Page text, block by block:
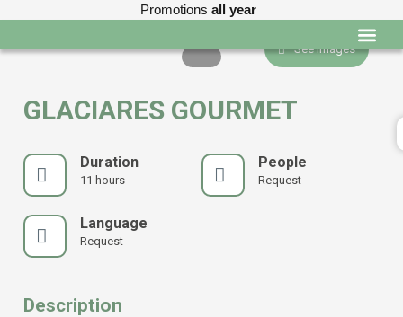
Promotions all year
See images
GLACIARES GOURMET
Duration
11 hours
People
Request
Language
Request
Description